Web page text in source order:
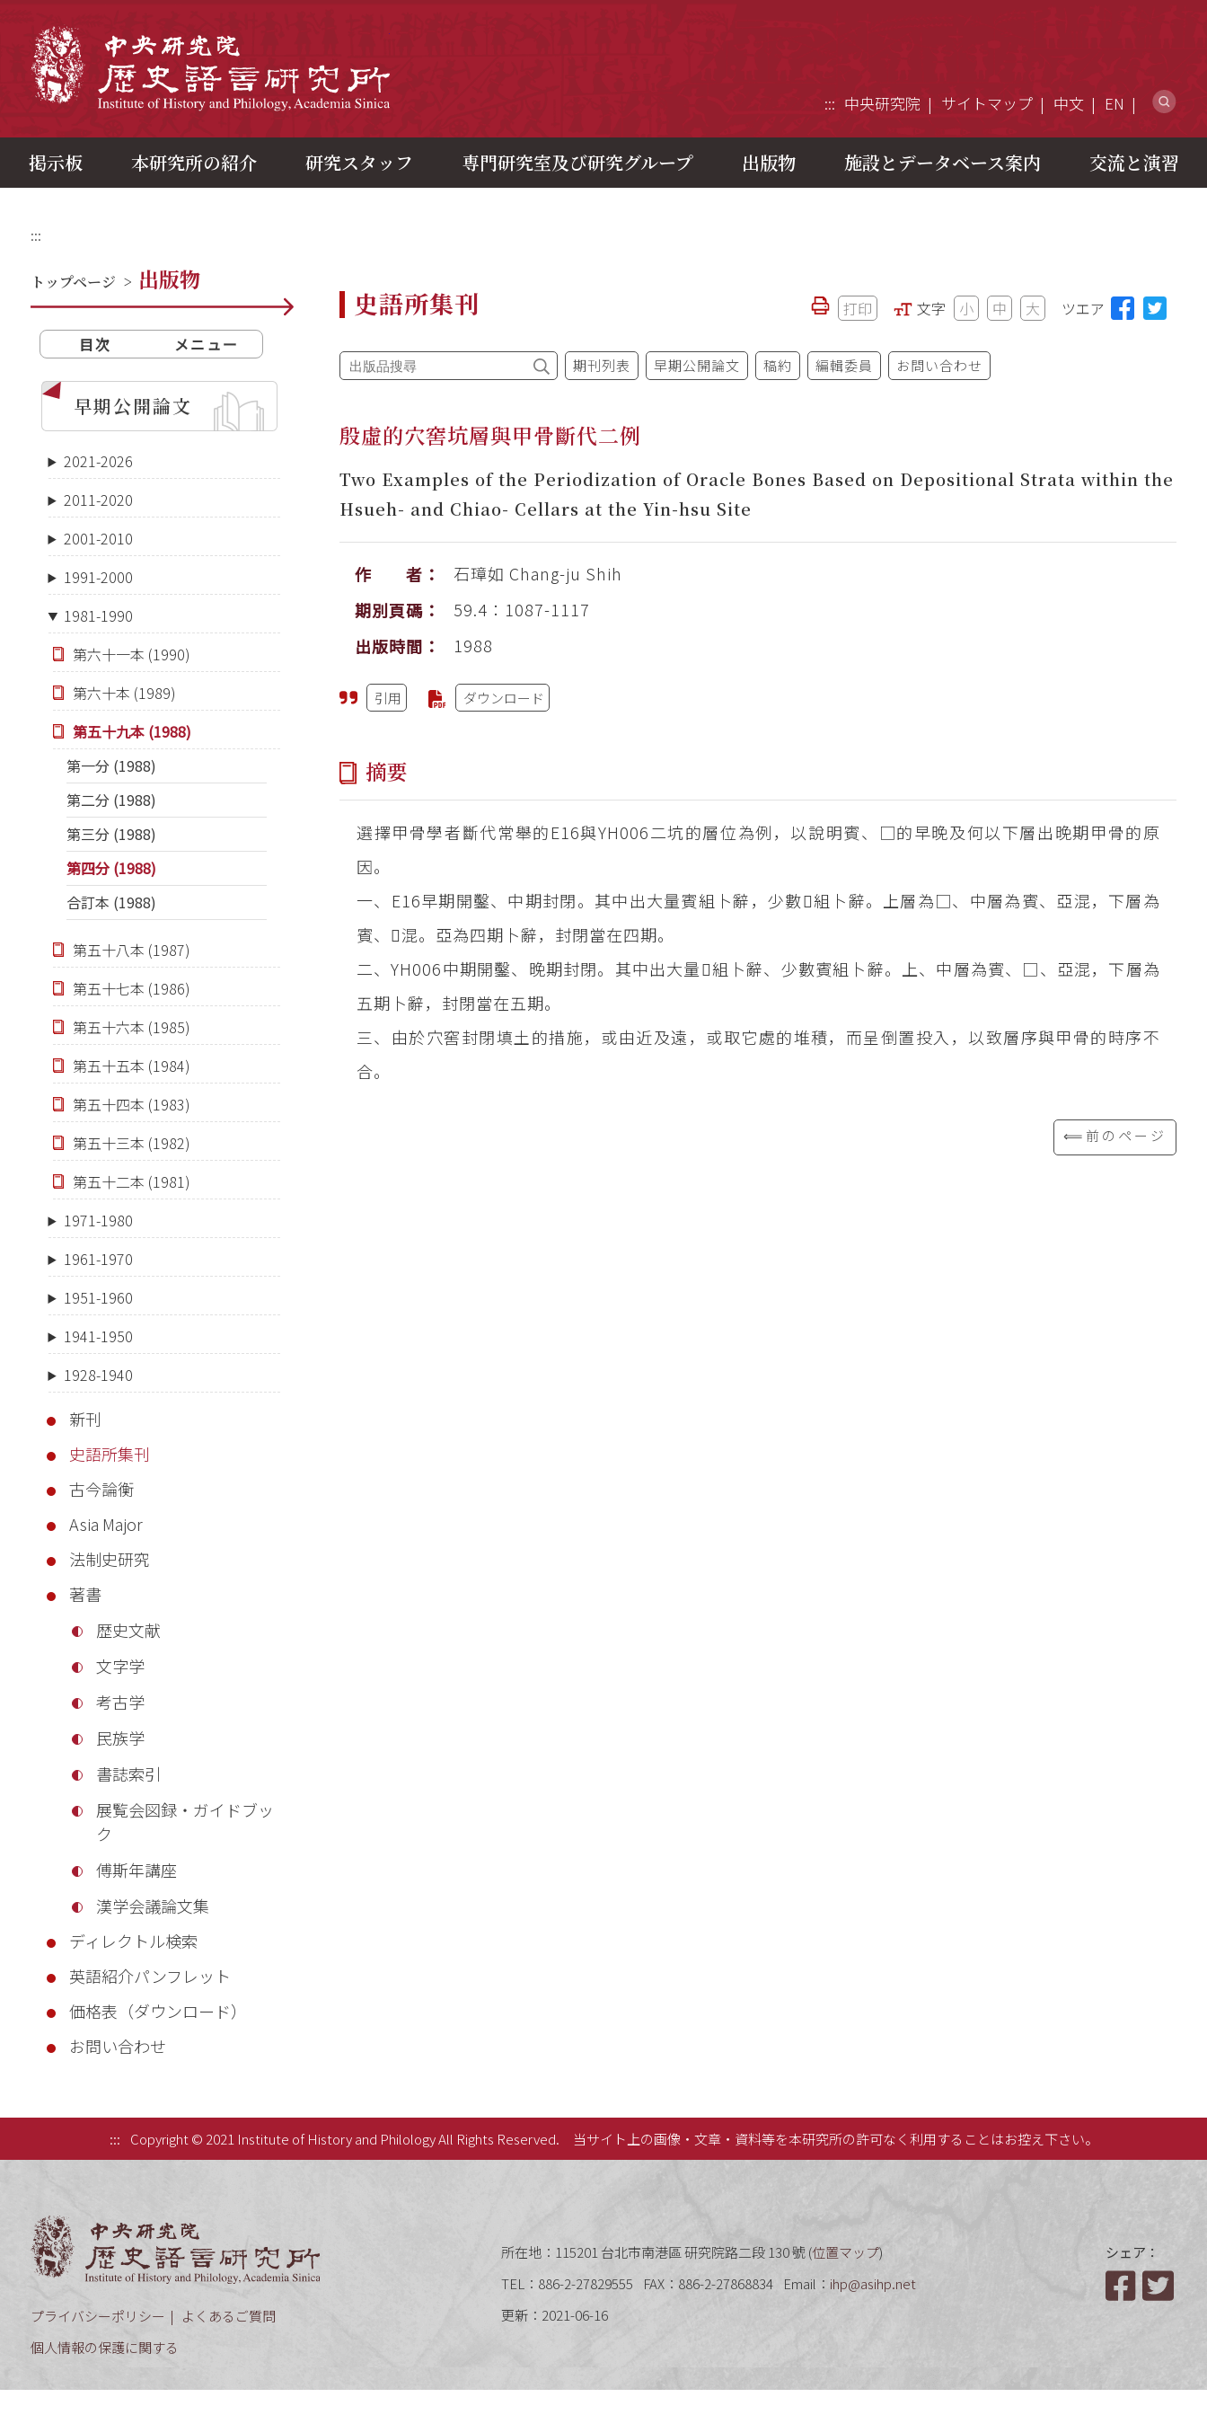
::: 中央研究院 サイトマップ 中文 EN
掲示板 本研究所の紹介 研究スタッフ 専門研究室及び研究グループ 出版物 施設とデータベース案内 交流と演習
:::
トップページ > 出版物
目次 メニュー
早期公開論文
2021-2026
2011-2020
2001-2010
1991-2000
1981-1990
第六十一本 (1990)
第六十本 (1989)
第五十九本 (1988)
第一分 (1988)
第二分 (1988)
第三分 (1988)
第四分 (1988)
合訂本 (1988)
第五十八本 (1987)
第五十七本 (1986)
第五十六本 (1985)
第五十五本 (1984)
第五十四本 (1983)
第五十三本 (1982)
第五十二本 (1981)
1971-1980
1961-1970
1951-1960
1941-1950
1928-1940
新刊
史語所集刊
古今論衡
Asia Major
法制史研究
著書
歴史文献
文字学
考古学
民族学
書誌索引
展覧会図録・ガイドブッ
ク
傅斯年講座
漢学会議論文集
ディレクトル検索
英語紹介パンフレット
価格表（ダウンロード）
お問い合わせ
史語所集刊 打印 文字 小 中 大 ツエア
期刊列表 早期公開論文 稿約 編輯委員 お問い合わせ
殷虛的穴窖坑層與甲骨斷代二例
Two Examples of the Periodization of Oracle Bones Based on Depositional Strata within the
Hsueh- and Chiao- Cellars at the Yin-hsu Site
作 者： 石璋如 Chang-ju Shih
期別頁碼：
59.4：1087-1117
出版時間：
1988
引用 ダウンロード
摘要
選擇甲骨學者斷代常舉的E16與YH006二坑的層位為例，以說明賓、□的早晚及何以下層出晚期甲骨的原
因。
一、E16早期開鑿、中期封閉。其中出大量賓組卜辭，少數組卜辭。上層為□、中層為賓、亞混，下層為
賓、混。亞為四期卜辭，封閉當在四期。
二、YH006中期開鑿、晚期封閉。其中出大量組卜辭、少數賓組卜辭。上、中層為賓、□、亞混，下層為
五期卜辭，封閉當在五期。
三、由於穴窖封閉填土的措施，或由近及遠，或取它處的堆積，而呈倒置投入，以致層序與甲骨的時序不
合。
⟸前のページ
::: Copyright © 2021 Institute of History and Philology All Rights Reserved. 当サイト上の画像・文章・資料等を本研究所の許可なく利用することはお控え下さい。
プライバシーポリシー
よくあるご質問
個人情報の保護に関する
所在地：115201 台北市南港區 研究院路二段 130 號 (位置マップ)
TEL：886-2-27829555
FAX：886-2-27868834 Email： ihp@asihp.net
更新：2021-06-16
シェア：
Facebook